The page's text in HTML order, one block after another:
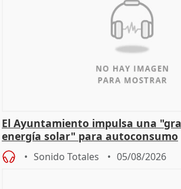
El Ayuntamiento impulsa una
energía solar" para autoconsumo
Sonido Totales 05/08/2026